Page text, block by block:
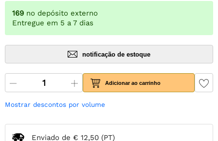
169 no depósito externo
Entregue em 5 a 7 dias
notificação de estoque
Adicionar ao carrinho
Mostrar descontos por volume
Enviado de € 12,50 (PT)